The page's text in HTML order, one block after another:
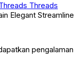
Threads
pengalaman